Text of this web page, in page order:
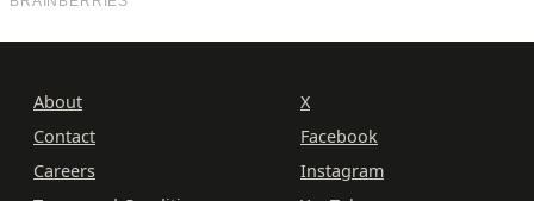
About
Contact
Careers
X
Facebook
Instagram